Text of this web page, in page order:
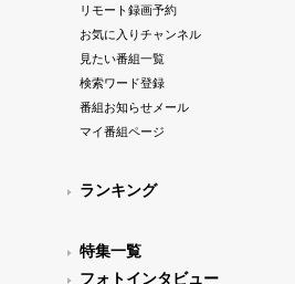
リモート録画予約
お気に入りチャンネル
見たい番組一覧
検索ワード登録
番組お知らせメール
マイ番組ページ
ランキング
特集一覧
フォトインタビュー